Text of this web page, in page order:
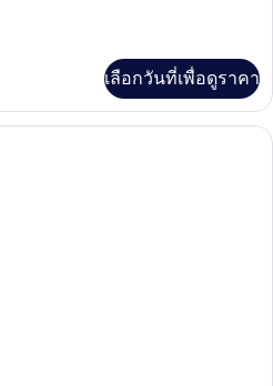
เลือกวันที่เพื่อดูราคา
เครื่องนอนระดับพรีเมียม, มินิบาร์, ตู้นิ